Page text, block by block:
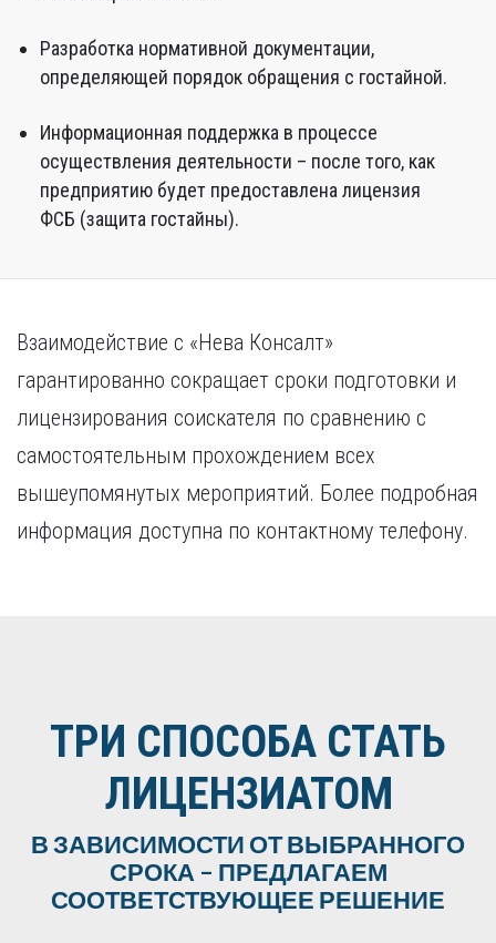
Разработка нормативной документации,
определяющей порядок обращения с гостайной.
Информационная поддержка в процессе
осуществления деятельности – после того, как
предприятию будет предоставлена лицензия
ФСБ (защита гостайны).
Взаимодействие с «Нева Консалт»
гарантированно сокращает сроки подготовки и
лицензирования соискателя по сравнению с
самостоятельным прохождением всех
вышеупомянутых мероприятий. Более подробная
информация доступна по контактному телефону.
ТРИ СПОСОБА СТАТЬ
ЛИЦЕНЗИАТОМ
В ЗАВИСИМОСТИ ОТ ВЫБРАННОГО
СРОКА – ПРЕДЛАГАЕМ
СООТВЕТСТВУЮЩЕЕ РЕШЕНИЕ